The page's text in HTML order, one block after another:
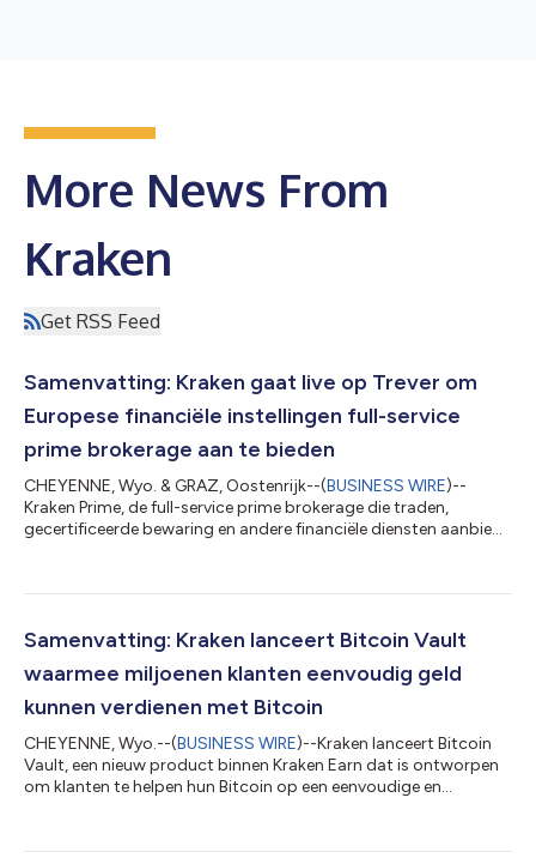
More News From
Kraken
Get RSS Feed
Samenvatting: Kraken gaat live op Trever om
Europese financiële instellingen full-service
prime brokerage aan te bieden
CHEYENNE, Wyo. & GRAZ, Oostenrijk--(BUSINESS WIRE)--
Kraken Prime, de full-service prime brokerage die traden,
gecertificeerde bewaring en andere financiële diensten aanbiedt
Digital Asset Operating System van Trever wordt door
levenscyclus van digitale assets te beheren binnen één enkele
omgeving – inclusief t...
Samenvatting: Kraken lanceert Bitcoin Vault
waarmee miljoenen klanten eenvoudig geld
kunnen verdienen met Bitcoin
CHEYENNE, Wyo.--(BUSINESS WIRE)--Kraken lanceert Bitcoin
Vault, een nieuw product binnen Kraken Earn dat is ontworpen
om klanten te helpen hun Bitcoin op een eenvoudige en
om beloningen in BTC te verdienen terwijl ze hun Bitcoin